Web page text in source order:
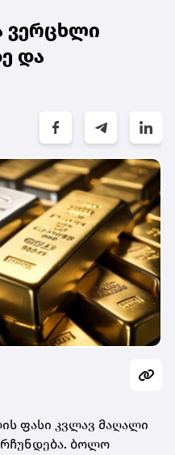
ვერცხლი
და
ფასი კვლავ მაღალი
ბოლო